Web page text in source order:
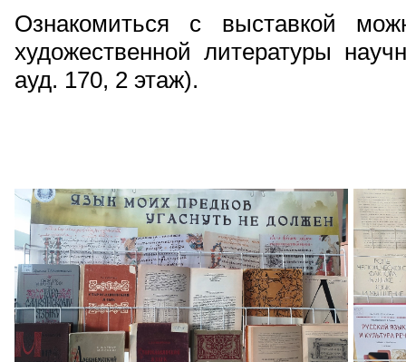
Ознакомиться с выставкой
художественной литературы
ауд. 170, 2 этаж).